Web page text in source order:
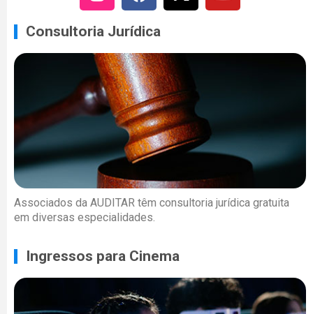
Consultoria Jurídica
Associados da AUDITAR têm consultoria jurídica gratuita
em diversas especialidades.
Ingressos para Cinema